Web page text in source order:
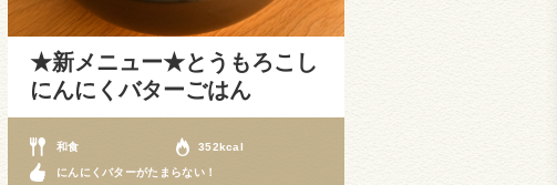
★新メニュー★とうもろこし
にんにくバターごはん
和食 352kcal
にんにくバターがたまらない！